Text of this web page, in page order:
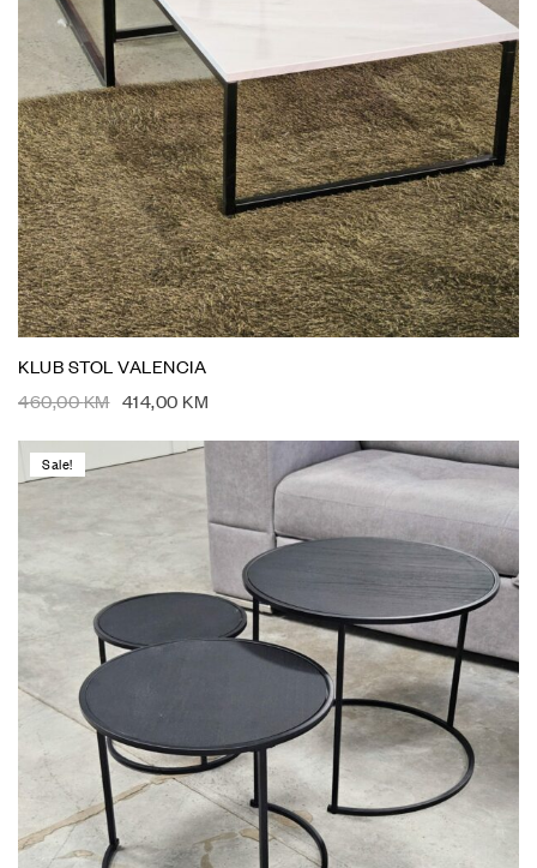
KLUB STOL VALENCIA
460,00KM 414,00 KM
Sale!